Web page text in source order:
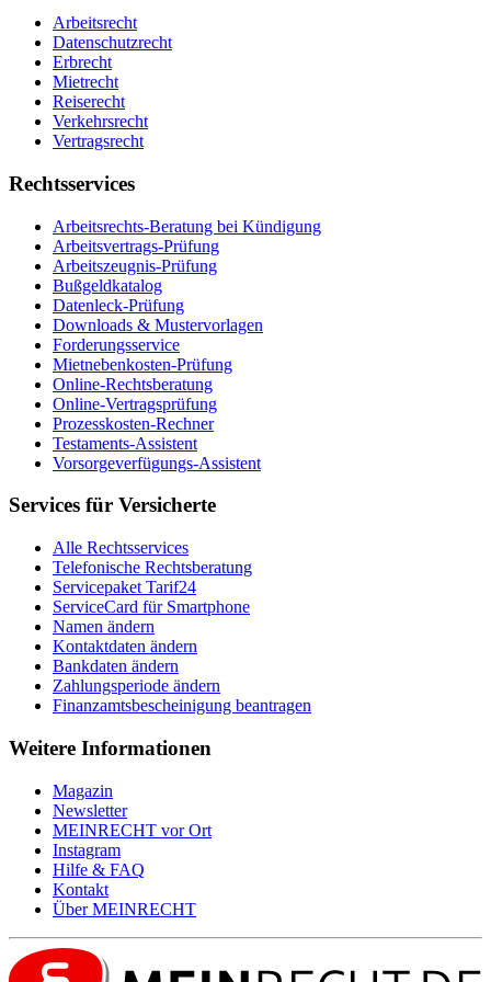
Arbeitsrecht
Datenschutzrecht
Erbrecht
Mietrecht
Reiserecht
Verkehrsrecht
Vertragsrecht
Rechtsservices
Arbeitsrechts-Beratung bei Kündigung
Arbeitsvertrags-Prüfung
Arbeitszeugnis-Prüfung
Bußgeldkatalog
Datenleck-Prüfung
Downloads & Mustervorlagen
Forderungsservice
Mietnebenkosten-Prüfung
Online-Rechtsberatung
Online-Vertragsprüfung
Prozesskosten-Rechner
Testaments-Assistent
Vorsorgeverfügungs-Assistent
Services für Versicherte
Alle Rechtsservices
Telefonische Rechtsberatung
Servicepaket Tarif24
ServiceCard für Smartphone
Namen ändern
Kontaktdaten ändern
Bankdaten ändern
Zahlungsperiode ändern
Finanzamtsbescheinigung beantragen
Weitere Informationen
Magazin
Newsletter
MEINRECHT vor Ort
Instagram
Hilfe & FAQ
Kontakt
ÜberMEINRECHT